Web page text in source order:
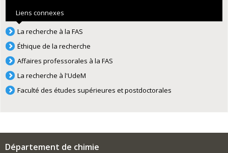
Liens connexes
La recherche à la FAS
Éthique de la recherche
Affaires professorales à la FAS
La recherche à l'UdeM
Faculté des études supérieures et postdoctorales
Département de chimie